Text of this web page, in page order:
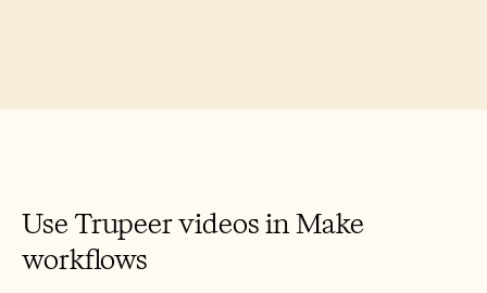
Use Trupeer videos in Make
workflows
Industry
FAQs